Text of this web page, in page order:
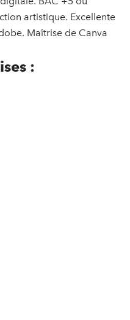
artistique. Excellente
Maîtrise de Canva
: